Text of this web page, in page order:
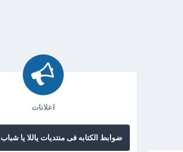
اعلانات
ضوابط الكتابه فى منتديات ياللا يا شباب